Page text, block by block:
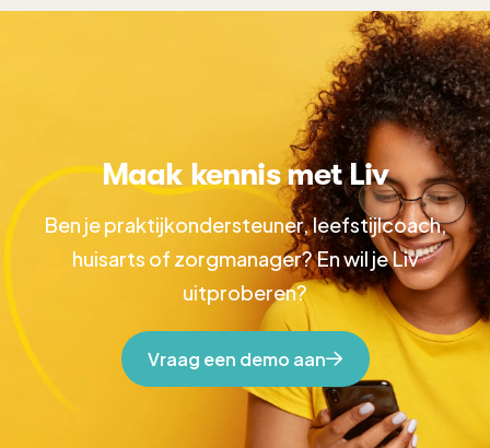
Maak kennis met Liv
Ben je praktijkondersteuner, leefstijlcoach,
huisarts of zorgmanager? En wil je Liv
uitproberen?
Vraag een demo aan